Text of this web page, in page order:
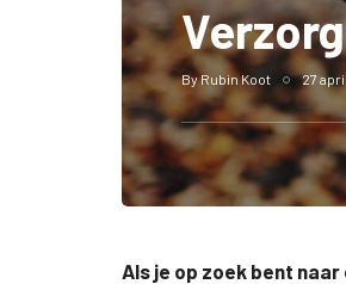
ByRubin Koot 27
Als je op zoek bent